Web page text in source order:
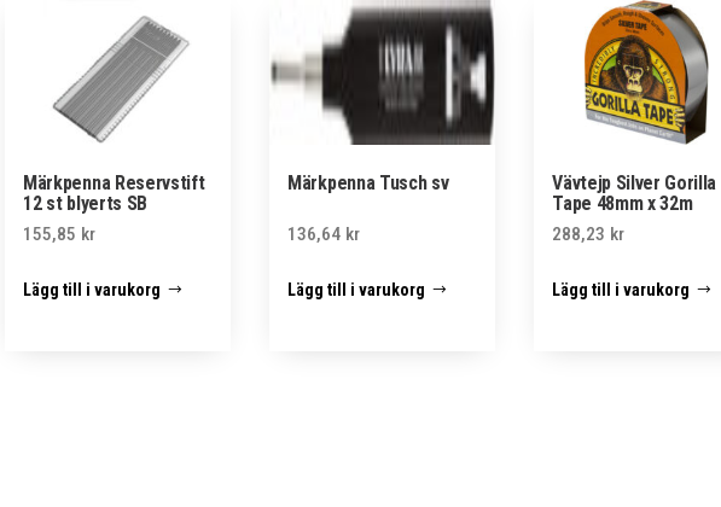
Märkpenna Reservstift
12 st blyerts SB
155,85 kr
Lägg till i varukorg
Märkpenna Tusch sv
136,64 kr
Lägg till i varukorg
Vävtejp Silver Gorilla
Tape 48mm x 32m
288,23 kr
Lägg till i varukorg